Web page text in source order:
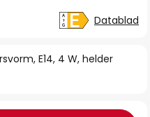
E14, 4 W, helder
Datablad